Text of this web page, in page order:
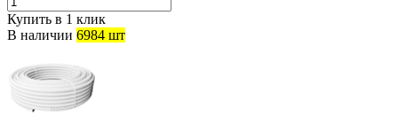
Купить в 1 клик
В наличии 6984 шт